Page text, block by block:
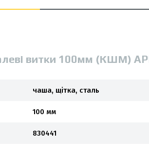
витки 100мм (КШМ)
чаша, щітка, сталь
100 мм
830441